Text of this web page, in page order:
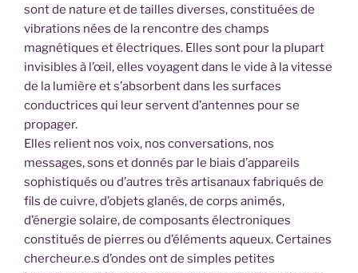
sont de nature et de tailles diverses, constituées de
vibrations nées de la rencontre des champs
magnétiques et électriques. Elles sont pour la plupart
invisibles à l’œil, elles voyagent dans le vide à la vitesse
de la lumière et s’absorbent dans les surfaces
conductrices qui leur servent d’antennes pour se
propager.
Elles relient nos voix, nos conversations, nos
messages, sons et donnés par le biais d’appareils
sophistiqués ou d’autres très artisanaux fabriqués de
fils de cuivre, d’objets glanés, de corps animés,
d’énergie solaire, de composants électroniques
constitués de pierres ou d’éléments aqueux. Certaines
chercheur.e.s d’ondes ont de simples petites